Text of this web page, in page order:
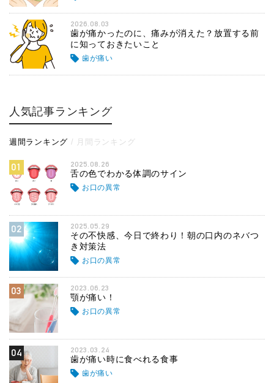
2026.08.03
歯が痛かったのに、痛みが消えた？放置する前
に知っておきたいこと
歯が痛い
人気記事ランキング
週間ランキング 月間ランキング
01 2025.08.26
舌の色でわかる体調のサイン
お口の異常
02 2025.05.29
その不快感、今日で終わり！朝の口内のネバつ
き対策法
お口の異常
03 2023.06.23
顎が痛い！
お口の異常
04 2023.03.24
歯が痛い時に食べれる食事
歯が痛い